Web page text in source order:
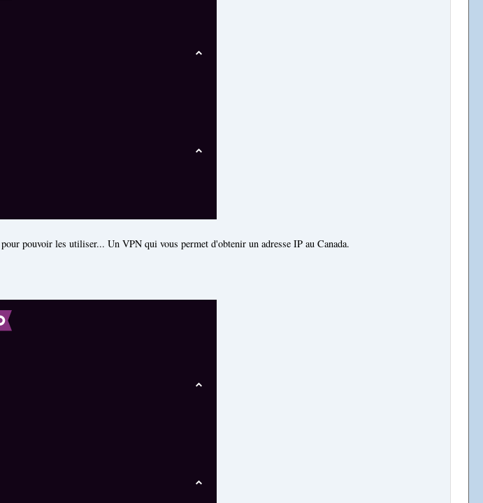
pour pouvoir les utiliser... Un VPN qui vous permet d'obtenir un adresse IP au Canada.